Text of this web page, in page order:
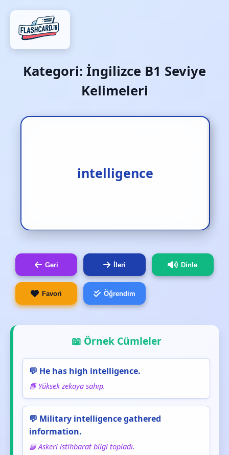
Kategori: İngilizce B1 Seviye
Kelimeleri
intelligence
3.akıl [i.]
Geri İleri Dinle
Favori Öğrendim
📖 Örnek Cümleler
💬 He has high intelligence.
📘 Yüksek zekaya sahip.
💬 Military intelligence gathered
information.
📘 Askeri istihbarat bilgi topladı.